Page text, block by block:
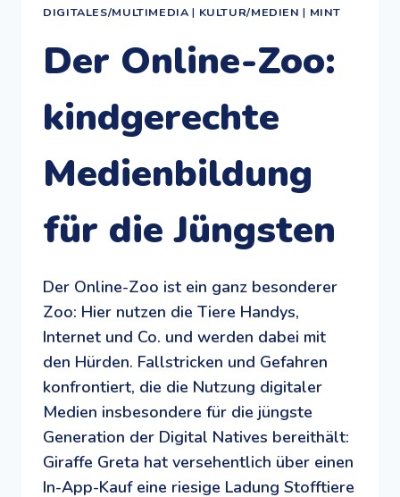
DIGITALES/MULTIMEDIA | KULTUR/MEDIEN | MINT
Der Online-Zoo:
kindgerechte
Medienbildung
für die Jüngsten
Der Online-Zoo ist ein ganz besonderer
Zoo: Hier nutzen die Tiere Handys,
Internet und Co. und werden dabei mit
den Hürden. Fallstricken und Gefahren
konfrontiert, die die Nutzung digitaler
Medien insbesondere für die jüngste
Generation der Digital Natives bereithält:
Giraffe Greta hat versehentlich über einen
In-App-Kauf eine riesige Ladung Stofftiere